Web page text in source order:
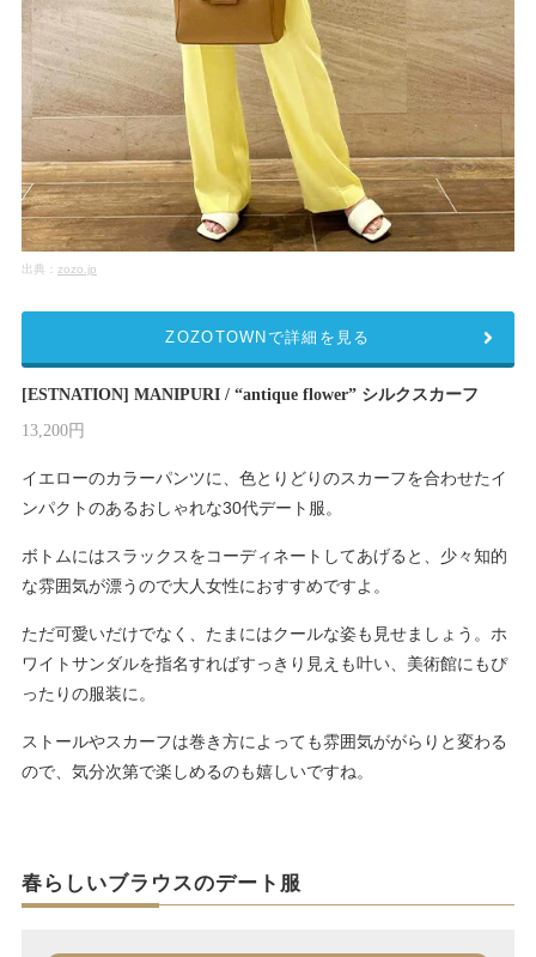
出典： zozo.jp
[ESTNATION] MANIPURI / “antique flower” シルクスカーフ
13,200円
イエローのカラーパンツに、色とりどりのスカーフを合わせたイ
ンパクトのあるおしゃれな30代デート服。
ボトムにはスラックスをコーディネートしてあげると、少々知的
な雰囲気が漂うので大人女性におすすめですよ。
ただ可愛いだけでなく、たまにはクールな姿も見せましょう。ホ
ワイトサンダルを指名すればすっきり見えも叶い、美術館にもぴ
ったりの服装に。
ストールやスカーフは巻き方によっても雰囲気ががらりと変わる
ので、気分次第で楽しめるのも嬉しいですね。
ZOZOTOWNで詳細を見る
春らしいブラウスのデート服